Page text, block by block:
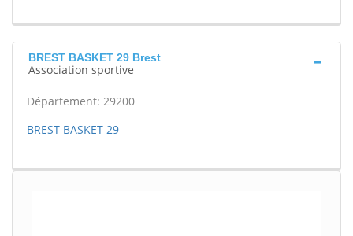
BREST BASKET 29 Brest
Association sportive
Département: 29200
BREST BASKET 29